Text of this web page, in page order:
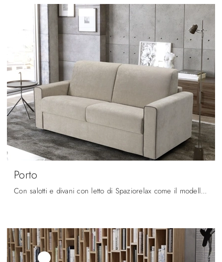
Porto
Con salotti e divani con letto di Spaziorelax come il modello Porto in tessuto, potrai ultimare il tuo progetto d'arredo.